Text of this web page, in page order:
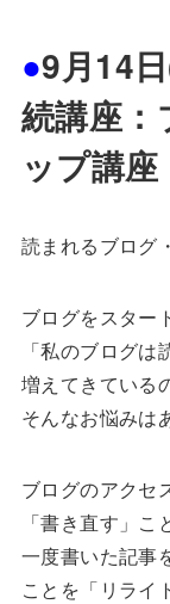
●9月14
続講座
ップ講座
読まれるブログ
ブログをスター
「私のブログ
増えてきている
そんなお悩みは
ブログのアクセ
「書き直す」こ
一度書いた記事
ことを「リライ